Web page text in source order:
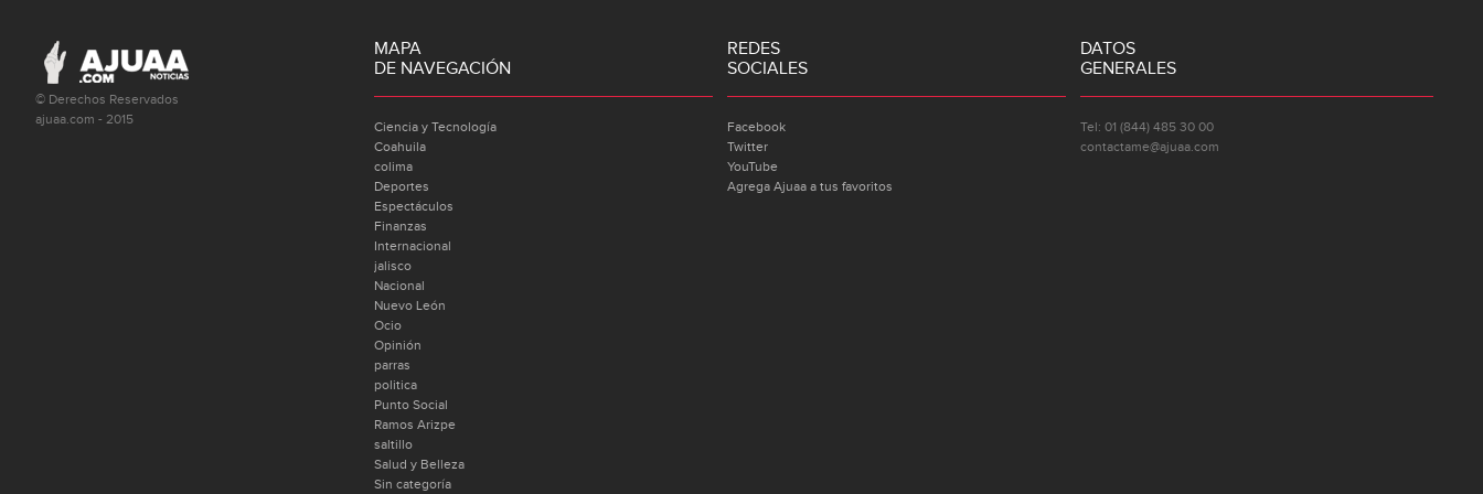
© Derechos Reservados
ajuaa.com - 2015
MAPA
DE NAVEGACIÓN
Ciencia y Tecnología
Coahuila
colima
Deportes
Espectáculos
Finanzas
Internacional
jalisco
Nacional
Nuevo León
Ocio
Opinión
parras
politica
Punto Social
Ramos Arizpe
saltillo
Salud y Belleza
Sin categoría
REDES
SOCIALES
Facebook
Twitter
YouTube
Agrega Ajuaa a tus favoritos
DATOS
GENERALES
Tel: 01 (844) 485 30 00
contactame@ajuaa.com